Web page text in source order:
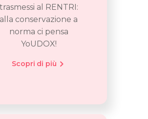
trasmessi al RENTRI:
alla conservazione a
norma ci pensa
YoUDOX!
Scopri di più